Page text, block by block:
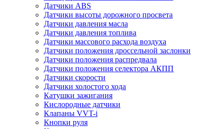
Датчики ABS
Датчики высоты дорожного просвета
Датчики давления масла
Датчики давления топлива
Датчики массового расхода воздуха
Датчики положения дроссельной заслонки
Датчики положения распредвала
Датчики положения селектора АКПП
Датчики скорости
Датчики холостого хода
Катушки зажигания
Кислородные датчики
Клапаны VVT-i
Кнопки руля